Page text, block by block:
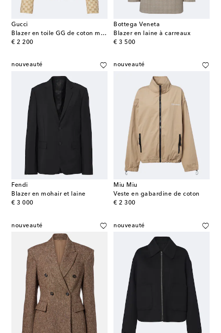
Gucci
Blazer en toile GG de coton mélangé
€ 2 200
original price
Bottega Veneta
Blazer en laine à carreaux
€ 3 500
original price
nouveauté
Fendi
Blazer en mohair et laine
€ 3 000
original price
nouveauté
Miu Miu
Veste en gabardine de coton
€ 2 300
original price
nouveauté nouveauté